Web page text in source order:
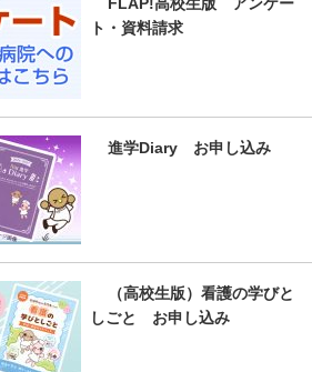
ト・資料請求
進学Diary お申し込み
（高校生版）看護の学びと
しごと お申し込み